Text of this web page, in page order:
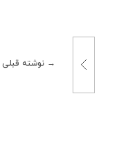
نوشته قبلی